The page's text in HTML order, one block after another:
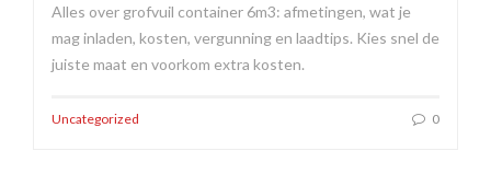
Alles over grofvuil container 6m3: afmetingen, wat je
mag inladen, kosten, vergunning en laadtips. Kies snel de
juiste maat en voorkom extra kosten.
Uncategorized 0